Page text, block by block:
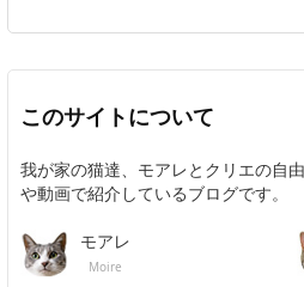
このサイトについて
我が家の猫達、モアレとクリエの自
や動画で紹介しているブログです。
モアレ
Moire